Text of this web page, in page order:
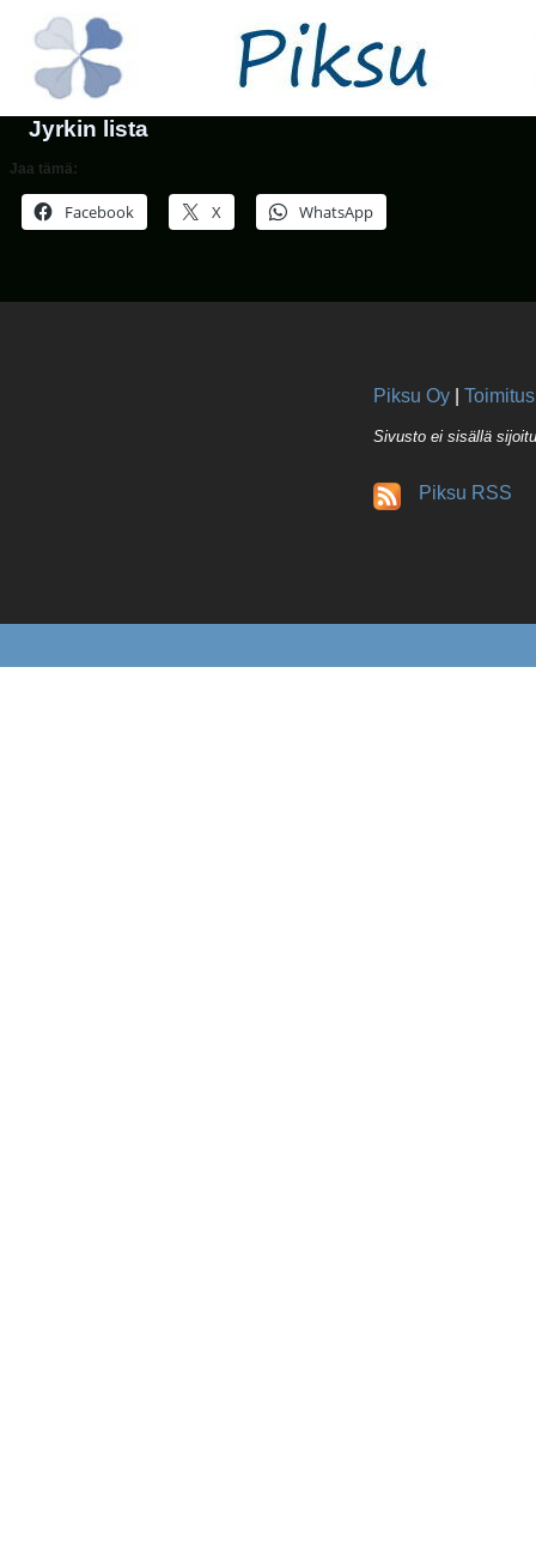
Talous
Jyrkin lista
Jaa tämä:
Facebook X WhatsApp
Piksu Oy Toimitus
Sivusto ei sisällä
Piksu RSS